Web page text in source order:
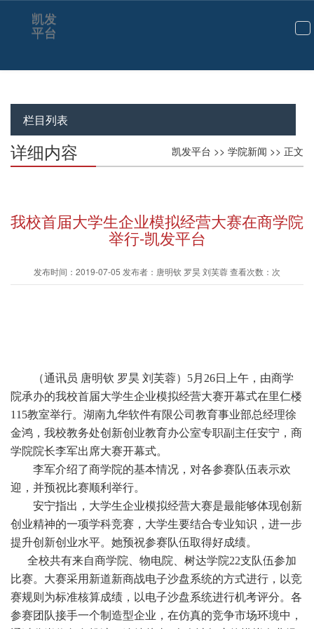
切
航
凯发
平台
栏目列表
凯发平台 >> 学院新闻 >> 正文
详细内容
我校首届大学生企业模拟经营大赛在商学院
举行-凯发平台
发布时间：2019-07-05 发布者：唐明钦 罗昊 刘芙蓉 查看次数：次
（通讯员 唐明钦 罗昊 刘芙蓉） 5月26日 上午 ， 由商学
院承办的我校首届大学生企业模拟经营大赛开幕式在里仁楼
115教室举行。 湖南九华软件有限公司教育事业部总经理徐
金鸿 ，我校教务处创新创业教育办公室专职副主任安宁， 商
学院院长李军出席大赛开幕式。
李军介绍了商学院的基本情况， 对各参赛队伍表示欢
迎， 并预祝比赛顺利举行。
安宁指出，大学生企业模拟经营大赛是最能够体现创新
创业精神的一项学科竞赛，大学生要结合专业知识 ， 进一步
提升创新创业水平。她预祝参赛队伍取得好成绩。
全校共有来自商学院、物电院、树达学院22支队伍参加
比赛。 大赛采用新道新商战电子沙盘系统的方式进行，以竞
赛规则为标准核算成绩，以电子沙盘系统进行机考评分。各
参赛团队接手一个制造型企业，在仿真的竞争市场环境中，